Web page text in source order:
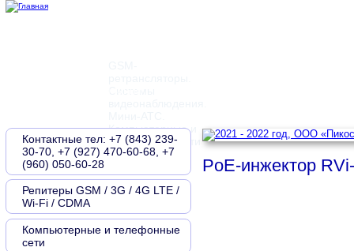
Компьютерные и
телефонные сети
PoE-инжектор
Контактные тел: +7 (843) 239-
30-70, +7 (927) 470-60-68, +7
(960) 050-60-28
Репитеры GSM / 3G / 4G LTE /
Wi-Fi / CDMA
Компьютерные и телефонные
сети